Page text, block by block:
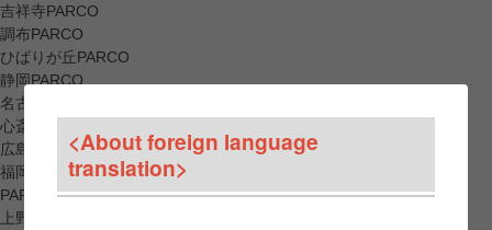
吉祥寺PARCO
調布PARCO
ひばりが丘PARCO
静岡PARCO
名古屋PARCO
心斎橋PARCO
広島PARCO
福岡PARCO
PARCO_ya
上野
<About foreign language
translation>